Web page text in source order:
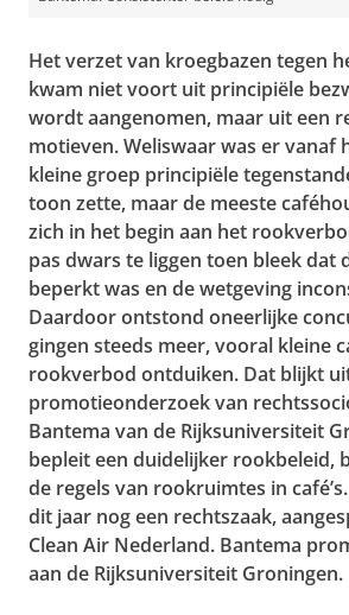
Het verzet van kroegbazen tegen
kwam niet voort uit principiële
wordt aangenomen, maar uit een
motieven. Weliswaar was er vanaf
kleine groep principiële
toon zette, maar de meeste
zich in het begin aan het
pas dwars te liggen toen bleek dat
beperkt was en de wetgeving
Daardoor ontstond oneerlijke
gingen steeds meer, vooral kleine
rookverbod ontduiken. Dat blijkt
promotieonderzoek van
Bantema van de Rijksuniversiteit
bepleit een duidelijker rookbeleid,
de regels van rookruimtes in
dit jaar nog een rechtszaak,
Clean Air Nederland. Bantema
aan de Rijksuniversiteit Groningen.